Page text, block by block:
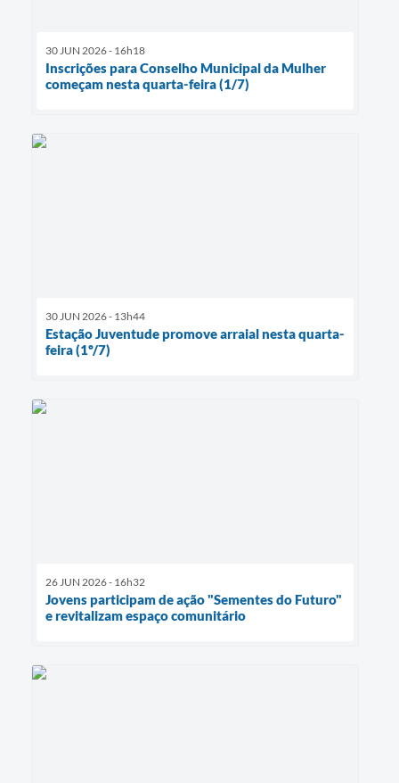
30 JUN 2026 - 16h18
Inscrições para Conselho Municipal da Mulher
começam nesta quarta-feira (1/7)
30 JUN 2026 - 13h44
Estação Juventude promove arraial nesta quarta-
feira (1º/7)
26 JUN 2026 - 16h32
Jovens participam de ação "Sementes do Futuro"
e revitalizam espaço comunitário